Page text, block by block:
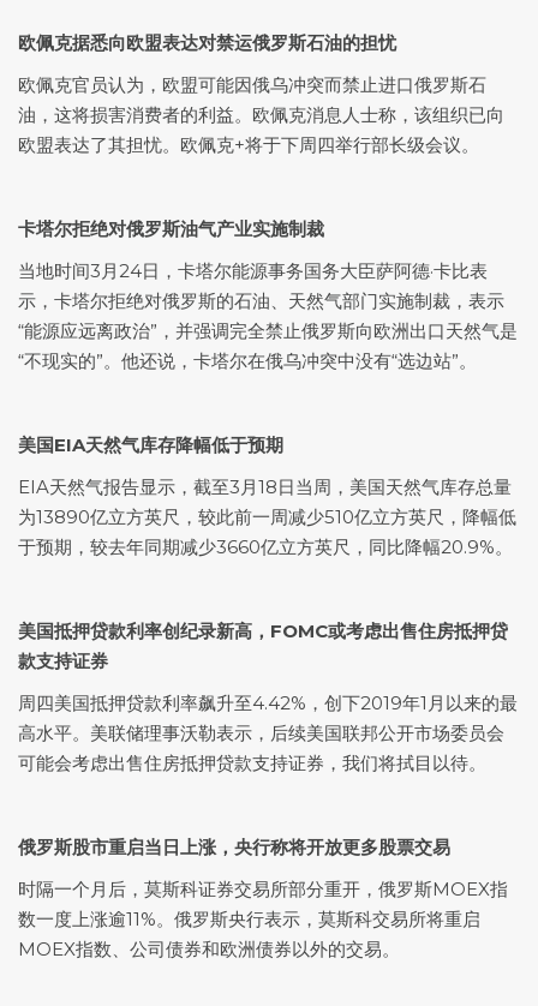
欧佩克据悉向欧盟表达对禁运俄罗斯石油的担忧
欧佩克官员认为，欧盟可能因俄乌冲突而禁止进口俄罗斯石
油，这将损害消费者的利益。欧佩克消息人士称，该组织已向
欧盟表达了其担忧。欧佩克+将于下周四举行部长级会议。
卡塔尔拒绝对俄罗斯油气产业实施制裁
当地时间3月24日，卡塔尔能源事务国务大臣萨阿德·卡比表
示，卡塔尔拒绝对俄罗斯的石油、天然气部门实施制裁，表示
“能源应远离政治”，并强调完全禁止俄罗斯向欧洲出口天然气是
“不现实的”。他还说，卡塔尔在俄乌冲突中没有“选边站”。
美国EIA天然气库存降幅低于预期
EIA天然气报告显示，截至3月18日当周，美国天然气库存总量
为13890亿立方英尺，较此前一周减少510亿立方英尺，降幅低
于预期，较去年同期减少3660亿立方英尺，同比降幅20.9%。
美国抵押贷款利率创纪录新高，FOMC或考虑出售住房抵押贷
款支持证券
周四美国抵押贷款利率飙升至4.42%，创下2019年1月以来的最
高水平。美联储理事沃勒表示，后续美国联邦公开市场委员会
可能会考虑出售住房抵押贷款支持证券，我们将拭目以待。
俄罗斯股市重启当日上涨，央行称将开放更多股票交易
时隔一个月后，莫斯科证券交易所部分重开，俄罗斯MOEX指
数一度上涨逾11%。俄罗斯央行表示，莫斯科交易所将重启
MOEX指数、公司债券和欧洲债券以外的交易。